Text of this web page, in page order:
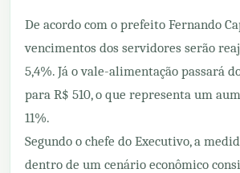
De acordo com o prefeito Fernando
vencimentos dos servidores serão
5,4%. Já o vale-alimentação passará
para R$ 510, o que representa um
11%.
Segundo o chefe do Executivo, a
dentro de um cenário econômico